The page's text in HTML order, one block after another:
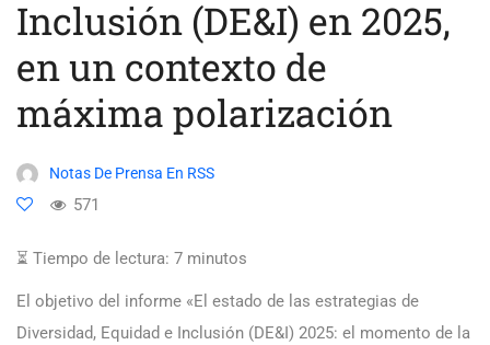
Inclusión (DE&I) en 2025,
en un contexto de
máxima polarización
Notas De Prensa En RSS
571
⏳ Tiempo de lectura: 7 minutos
El objetivo del informe «El estado de las estrategias de
Diversidad, Equidad e Inclusión (DE&I) 2025: el momento de la